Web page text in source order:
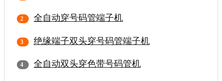
全自动穿号码管端子机
绝缘端子双头穿号码管端子机
全自动双头穿色带号码管机